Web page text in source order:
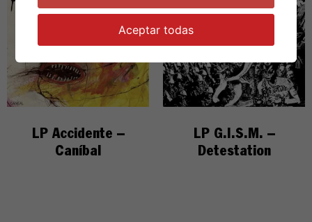
LP Accidente –
Caníbal
LP G.I.S.M. –
Detestation
Aceptar todas